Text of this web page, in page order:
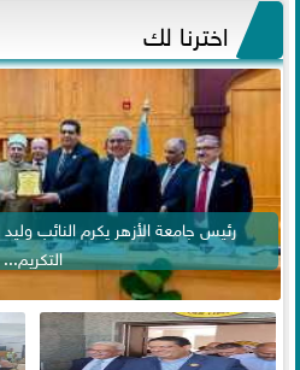
اخترنا لك
رئيس جامعة الأزهر يكرم النائب
التكريم...